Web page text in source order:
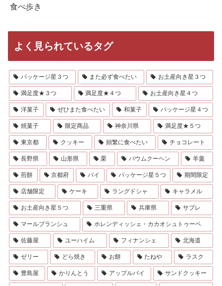
食べ歩き
よく見られているタグ
パッケージ星３つ また必ず食べたい お土産向き星３つ
満足度★３つ 満足度★４つ お土産向き星４つ
洋菓子 ぜひまた食べたい 和菓子 パッケージ星４つ
焼菓子 限定商品 神奈川県 満足度★５つ
東京都 クッキー 頻繁に食べたい チョコレート
長野県 山形県 栗 バウムクーヘン 羊羹
煎餅 京都府 パイ パッケージ星５つ 期間限定
店舗限定 ケーキ ラングドシャ キャラメル
お土産向き星５つ 三重県 兵庫県 サブレ
マールブランシュ ホレンディッシェ・カカオシュトゥーベ
佐藤屋 ユーハイム フィナンシェ 北海道
ゼリー どら焼き お餅 たねや ラスク
豊島屋 かりんとう アップルパイ サンドクッキー